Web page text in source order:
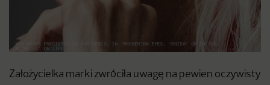
Założycielka marki zwróciła uwagę na pewien oczywisty